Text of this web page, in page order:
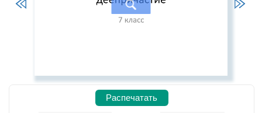
Распечатать